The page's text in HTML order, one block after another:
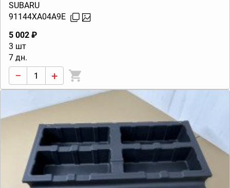
SUBARU
91144XA04A9E
5 002 ₽
3 шт
7 дн.
− +